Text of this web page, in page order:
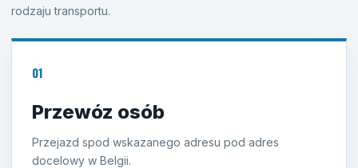
rodzaju transportu.
01
Przewóz osób
Przejazd spod wskazanego adresu pod adres
docelowy w Belgii.